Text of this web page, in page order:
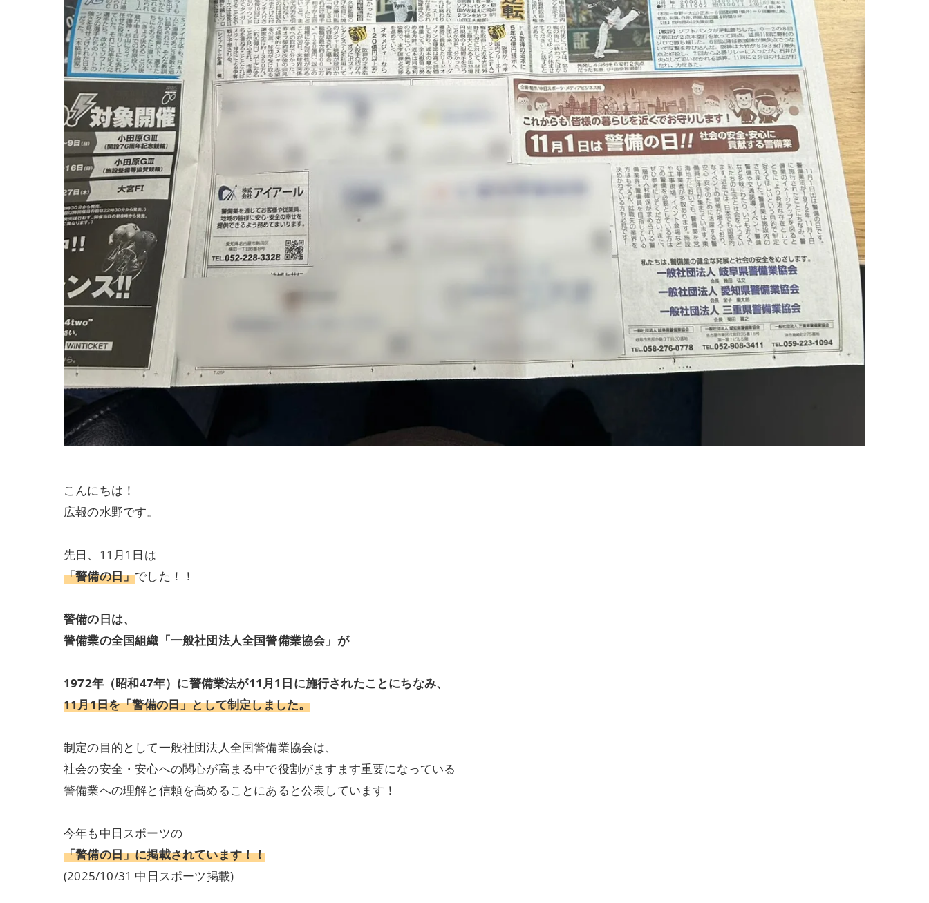
こんにちは！
広報の水野です。
先日、11月1日は
「警備の日」でした！！
警備の日は、
警備業の全国組織「一般社団法人全国警備業協会」が
1972年（昭和47年）に警備業法が11月1日に施行されたことにちなみ、
11月1日を「警備の日」として制定しました。
制定の目的として一般社団法人全国警備業協会は、
社会の安全・安心への関心が高まる中で役割がますます重要になっている
警備業への理解と信頼を高めることにあると公表しています！
今年も中日スポーツの
「警備の日」に掲載されています！！
(2025/10/31 中日スポーツ掲載)